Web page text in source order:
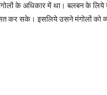
के अधिकार में था। बलबन के लिये
कर सके। इसलिये उसने मंगोलों को